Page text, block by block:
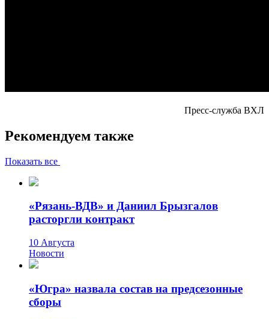
Пресс-служба ВХЛ
Рекомендуем также
Показать все
«Рязань-ВДВ» и Даниил Брызгалов
расторгли контракт
10 Августа
Новости
«Югра» назвала состав на предсезонные
сборы